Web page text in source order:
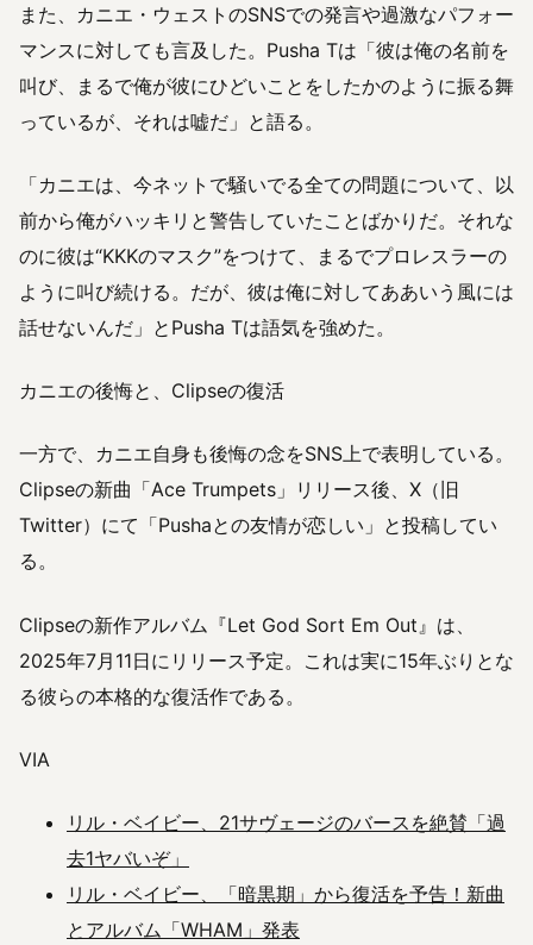
また、カニエ・ウェストのSNSでの発言や過激なパフォー
マンスに対しても言及した。Pusha Tは「彼は俺の名前を
叫び、まるで俺が彼にひどいことをしたかのように振る舞
っているが、それは嘘だ」と語る。
「カニエは、今ネットで騒いでる全ての問題について、以
前から俺がハッキリと警告していたことばかりだ。それな
のに彼は“KKKのマスク”をつけて、まるでプロレスラーの
ように叫び続ける。だが、彼は俺に対してああいう風には
話せないんだ」とPusha Tは語気を強めた。
カニエの後悔と、Clipseの復活
一方で、カニエ自身も後悔の念をSNS上で表明している。
Clipseの新曲「Ace Trumpets」リリース後、X（旧
Twitter）にて「Pushaとの友情が恋しい」と投稿してい
る。
Clipseの新作アルバム『Let God Sort Em Out』は、
2025年7月11日にリリース予定。これは実に15年ぶりとな
る彼らの本格的な復活作である。
VIA
リル・ベイビー、21サヴェージのバースを絶賛「過
去1ヤバいぞ」
リル・ベイビー、「暗黒期」から復活を予告！新曲
とアルバム「WHAM」発表